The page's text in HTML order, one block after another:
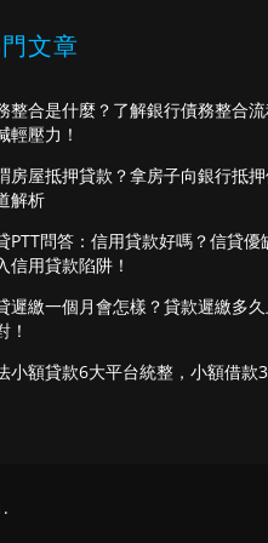
文章
整合是什麼？了解銀行債務整合
輕壓力！
房屋抵押貸款？拿房子向銀行抵押
解析
PTT問答：信用貸款好嗎？信貸
信用貸款陷阱！
遲繳一個月會怎樣？貸款遲繳多
！
小額貸款6大平台統整，小額借款